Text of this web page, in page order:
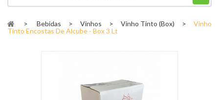
> Bebidas > Vinhos > Vinho Tinto (Box) >
Vinho
Tinto Encostas De Alcube - Box 3 Lt